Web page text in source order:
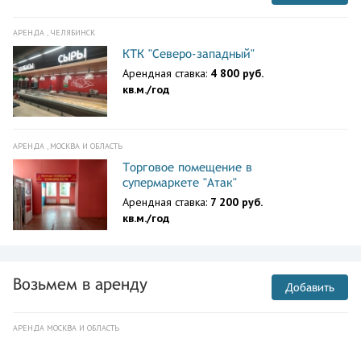
АРЕНДА , ЧЕЛЯБИНСК
КТК "Северо-западный"
Арендная ставка: 4 800 руб.
кв.м./год
АРЕНДА , МОСКВА И ОБЛАСТЬ
Торговое помещение в
супермаркете "Атак"
Арендная ставка: 7 200 руб.
кв.м./год
Возьмем в аренду Добавить
АРЕНДА МОСКВА И ОБЛАСТЬ